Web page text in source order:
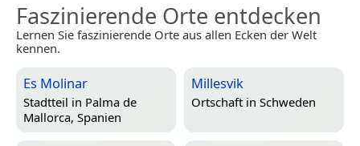
Faszinierende Orte entdecken
Lernen Sie faszinierende Orte aus allen Ecken der Welt
kennen.
Es Molinar
Stadtteil in Palma de
Mallorca, Spanien
Millesvik
Ortschaft in Schweden